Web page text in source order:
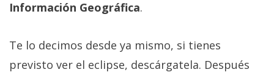
Información Geográfica.
Te lo decimos desde ya mismo, si tienes
previsto ver el eclipse, descárgatela. Después